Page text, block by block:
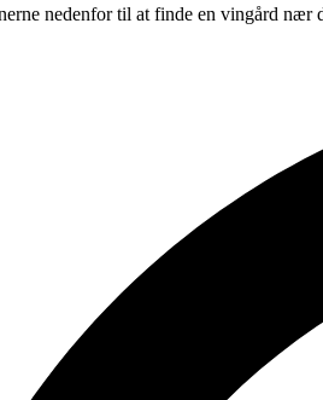
nedenfor til at finde en vingård